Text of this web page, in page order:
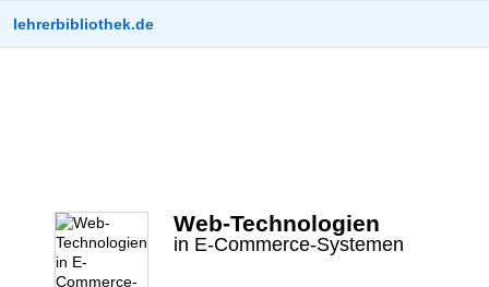
lehrerbibliothek.de
Web-Technologien
in E-Commerce-Systemen